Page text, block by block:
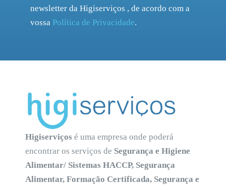
newsletter da Higiserviços , de acordo com a
vossa Política de Privacidade.
Higiserviços é uma empresa onde poderá
encontrar os serviços de Segurança e Higiene
Alimentar/ Sistemas HACCP, Segurança
Alimentar, Formação Certificada, Segurança e